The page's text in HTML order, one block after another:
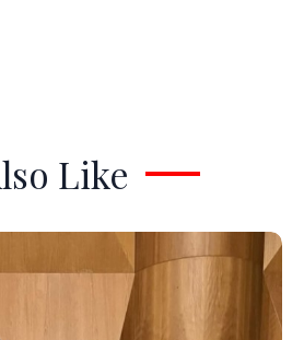
Like